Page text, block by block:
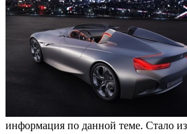
информация по данной теме. Стало